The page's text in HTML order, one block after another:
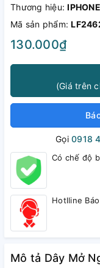
Thương hiệu:IPHONE
Mã sản phẩm:
130.000₫
(Giá trên
Gọi0918
Có chế độ
Hotlline
Mô tả Dây Mở